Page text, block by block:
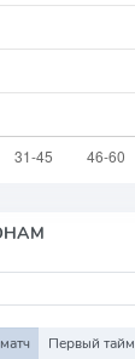
Первый тайм